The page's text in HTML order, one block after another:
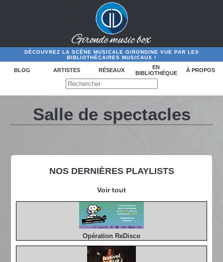
DÉCOUVREZ LA SCÈNE MUSICALE GIRONDINE VUE PAR LES
BIBLIOTHÉCAIRES MUSICAUX !
BLOG ARTISTES RÉSEAUX
EN
BIBLIOTHÈQUE
À PROPOS
NOS DERNIÈRES PLAYLISTS
Voir tout
Opération ReDisco
Salle de spectacles